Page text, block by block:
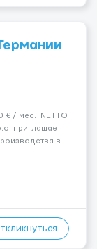
€ / мес. NETTO
приглашает
в